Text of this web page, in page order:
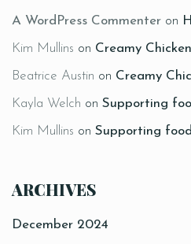
A WordPress Commenter on
Kim Mullins on Creamy
Beatrice Austin on Creamy
Kayla Welch on Supporting
Kim Mullins on Supporting
ARCHIVES
December 2024